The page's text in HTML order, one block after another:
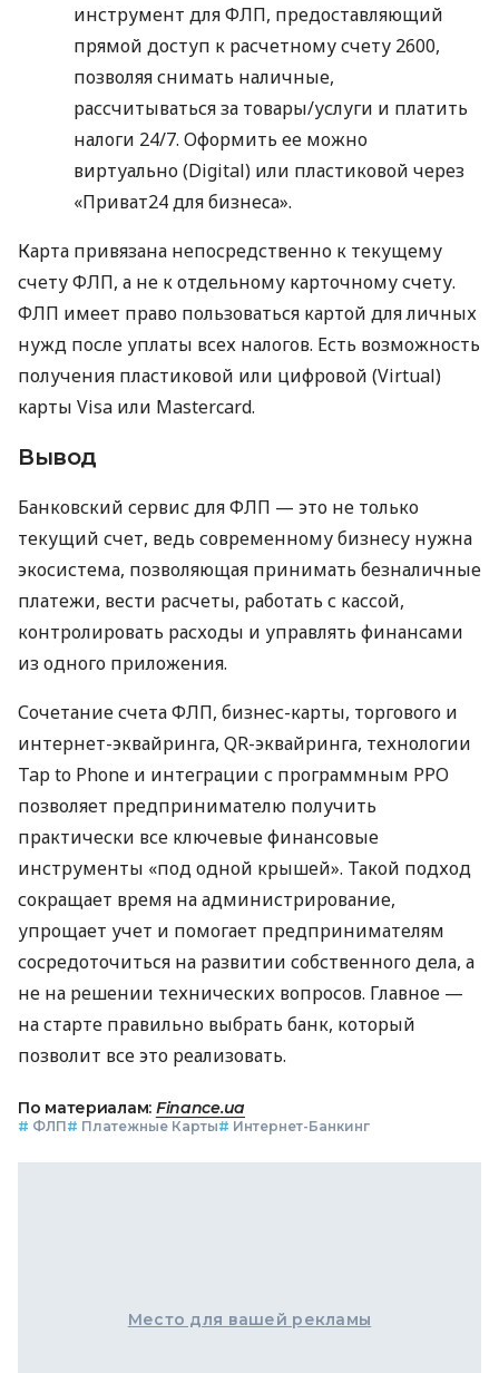
инструмент для ФЛП, предоставляющий
прямой доступ к расчетному счету 2600,
позволяя снимать наличные,
рассчитываться за товары/услуги и платить
налоги 24/7. Оформить ее можно
виртуально (Digital) или пластиковой через
«Приват24 для бизнеса».
Карта привязана непосредственно к текущему
счету ФЛП, а не к отдельному карточному счету.
ФЛП имеет право пользоваться картой для личных
нужд после уплаты всех налогов. Есть возможность
получения пластиковой или цифровой (Virtual)
карты Visa или Mastercard.
Вывод
Банковский сервис для ФЛП — это не только
текущий счет, ведь современному бизнесу нужна
экосистема, позволяющая принимать безналичные
платежи, вести расчеты, работать с кассой,
контролировать расходы и управлять финансами
из одного приложения.
Сочетание счета ФЛП, бизнес-карты, торгового и
интернет-эквайринга, QR-эквайринга, технологии
Tap to Phone и интеграции с программным РРО
позволяет предпринимателю получить
практически все ключевые финансовые
инструменты «под одной крышей». Такой подход
сокращает время на администрирование,
упрощает учет и помогает предпринимателям
сосредоточиться на развитии собственного дела, а
не на решении технических вопросов. Главное —
на старте правильно выбрать банк, который
позволит все это реализовать.
По материалам: Finance.ua
# ФЛП# Платежные Карты# Интернет-Банкинг
Место для вашей рекламы